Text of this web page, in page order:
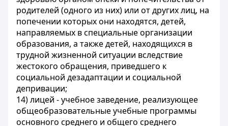
родителей (одного из них) или от других лиц, на
попечении которых они находятся, детей,
направляемых в специальные организации
образования, а также детей, находящихся в
трудной жизненной ситуации вследствие
жестокого обращения, приведшего к
социальной дезадаптации и социальной
депривации;
14) лицей - учебное заведение, реализующее
общеобразовательные учебные программы
основного среднего и общего среднего